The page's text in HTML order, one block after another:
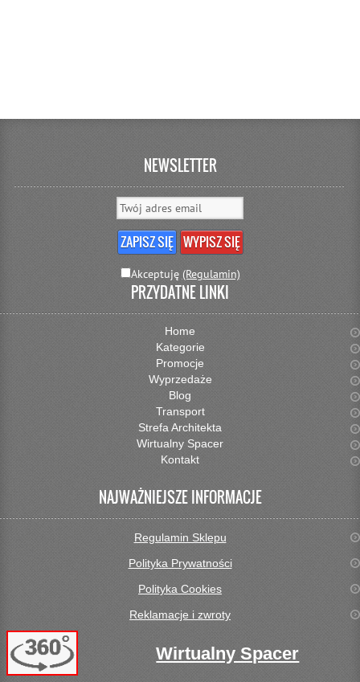
NEWSLETTER
Akceptuję (Regulamin)
PRZYDATNE LINKI
Home
Kategorie
Promocje
Wyprzedaże
Blog
Transport
Strefa Architekta
Wirtualny Spacer
Kontakt
NAJWAŻNIEJSZE INFORMACJE
Regulamin Sklepu
Polityka Prywatności
Polityka Cookies
Reklamacje i zwroty
Wirtualny Spacer